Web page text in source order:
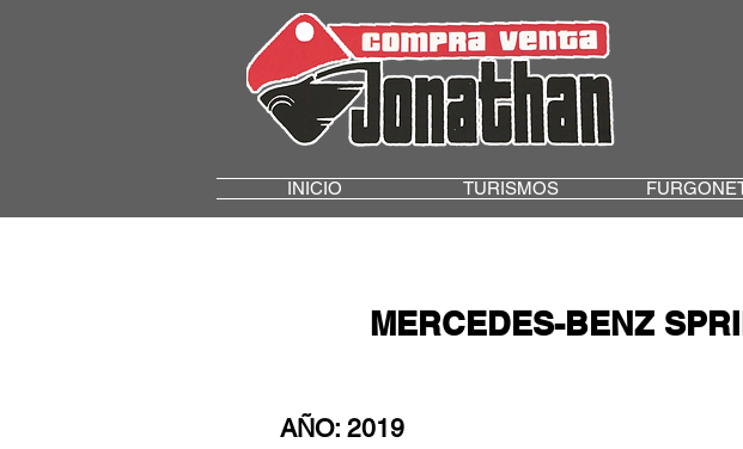
INICIO TURISMOS
MERCEDES-BENZ
AÑO: 2019